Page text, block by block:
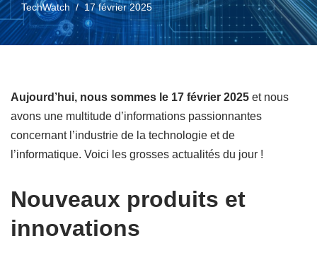
TechWatch 17 février 2025
Aujourd’hui, nous sommes le 17 février 2025 et nous
avons une multitude d’informations passionnantes
concernant l’industrie de la technologie et de
l’informatique. Voici les grosses actualités du jour !
Nouveaux produits et
innovations